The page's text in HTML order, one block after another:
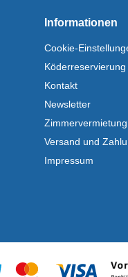
Informationen
Cookie-
Köderreservierung
Kontakt
Newsletter
Versand und
Impressum